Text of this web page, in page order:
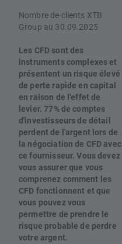
Nombre de clients XTB
Group au 30.09.2025
Les CFD sont des
instruments complexes et
présentent un risque élevé
de perte rapide en capital
en raison de l'effet de
levier. 77% de comptes
d'investisseurs de détail
perdent de l'argent lors de
la négociation de CFD avec
ce fournisseur. Vous devez
vous assurer que vous
comprenez comment les
CFD fonctionnent et que
vous pouvez vous
permettre de prendre le
risque probable de perdre
votre argent.